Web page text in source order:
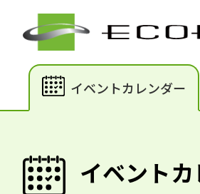
イベントカレンダー
イベント